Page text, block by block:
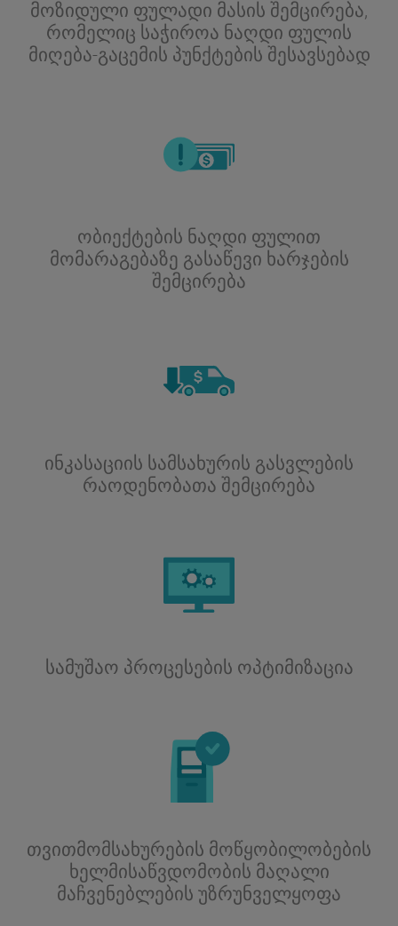
მოზიდული ფულადი მასის შემცირება,
რომელიც საჭიროა ნაღდი ფულის
მიღება-გაცემის პუნქტების შესავსებად
ობიექტების ნაღდი ფულით
მომარაგებაზე გასაწევი ხარჯების
შემცირება
ინკასაციის სამსახურის გასვლების
რაოდენობათა შემცირება
სამუშაო პროცესების ოპტიმიზაცია
თვითმომსახურების მოწყობილობების
ხელმისაწვდომობის მაღალი
მაჩვენებლების უზრუნველყოფა